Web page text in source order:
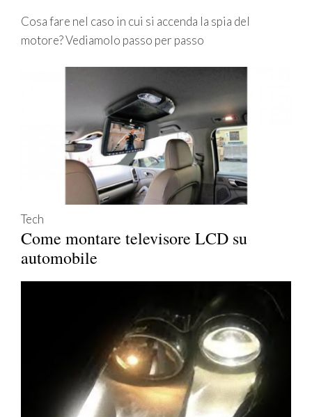
Cosa fare nel caso in cui si accenda la spia del
motore? Vediamolo passo per passo
Tech
Come montare televisore LCD su
automobile